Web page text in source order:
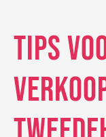
Tips